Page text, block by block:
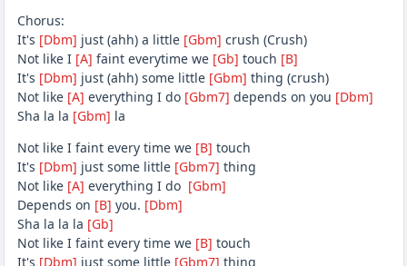
Chorus:
It's [Dbm] just (ahh) a little [Gbm] crush (Crush)
Not like I [A] faint everytime we [Gb] touch [B]
It's [Dbm] just (ahh) some little [Gbm] thing (crush)
Not like [A] everything I do [Gbm7] depends on you [Dbm]
Sha la la [Gbm] la
Not like I faint every time we [B] touch
It's [Dbm] just some little [Gbm7] thing
Not like [A] everything I do [Gbm]
Depends on [B] you. [Dbm]
Sha la la la [Gb]
Not like I faint every time we [B] touch
It's [Dbm] just some little [Gbm7] thing